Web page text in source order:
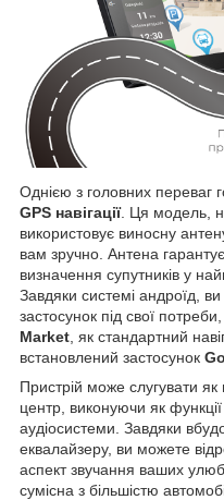
Однією з головних переваг
GPS навігації. Ця модель, на
використовує виносну
вам зручно. Антена
визначення супутників у
Завдяки системі андроїд, ви
застосунок під свої
Market , як стандартний
встановлений застосунок
Пристрій може слугувати
центр, виконуючи як
аудіосистеми. Завдяки
еквалайзеру, ви можете
аспект звучання ваших
сумісна з більшістю